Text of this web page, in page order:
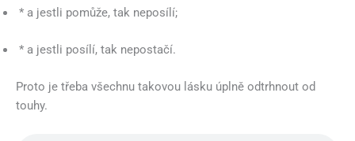
* a jestli pomůže, tak neposílí;
* a jestli posílí, tak nepostačí.
Proto je třeba všechnu takovou lásku úplně odtrhnout od
touhy.